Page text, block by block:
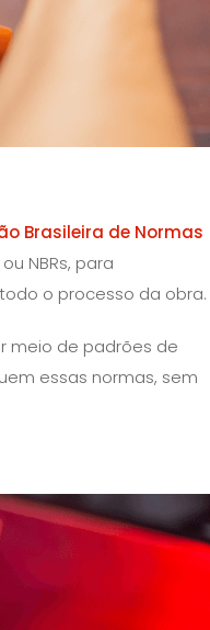
Brasileira de Normas
NBRs, para
o processo da obra.
meio de padrões de
essas normas, sem